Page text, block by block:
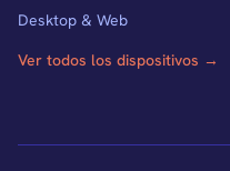
Desktop & Web
Ver todos los dispositivos →